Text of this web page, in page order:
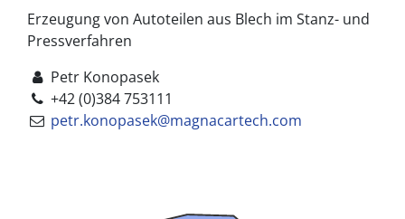
Erzeugung von Autoteilen aus Blech im Stanz- und
Pressverfahren
Petr Konopasek
+42 (0)384 753111
petr.konopasek@magnacartech.com